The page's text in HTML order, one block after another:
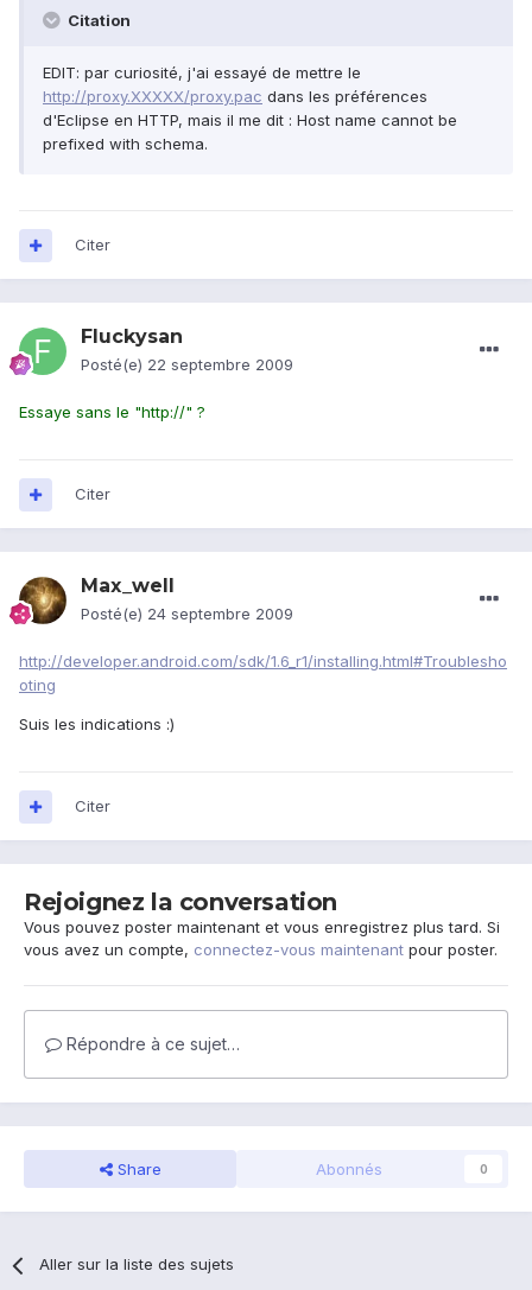
Citation
EDIT: par curiosité, j'ai essayé de mettre le
http://proxy.XXXXX/proxy.pac dans les préférences
d'Eclipse en HTTP, mais il me dit : Host name cannot be
prefixed with schema.
Citer
Fluckysan
Posté(e) 22 septembre 2009
Essaye sans le "http://" ?
Citer
Max_well
Posté(e) 24 septembre 2009
http://developer.android.com/sdk/1.6_r1/installing.html#Troublesho
oting
Suis les indications :)
Citer
Rejoignez la conversation
Vous pouvez poster maintenant et vous enregistrez plus tard. Si
vous avez un compte, connectez-vous maintenant pour poster.
Répondre à ce sujet…
Share Abonnés 0
Aller sur la liste des sujets